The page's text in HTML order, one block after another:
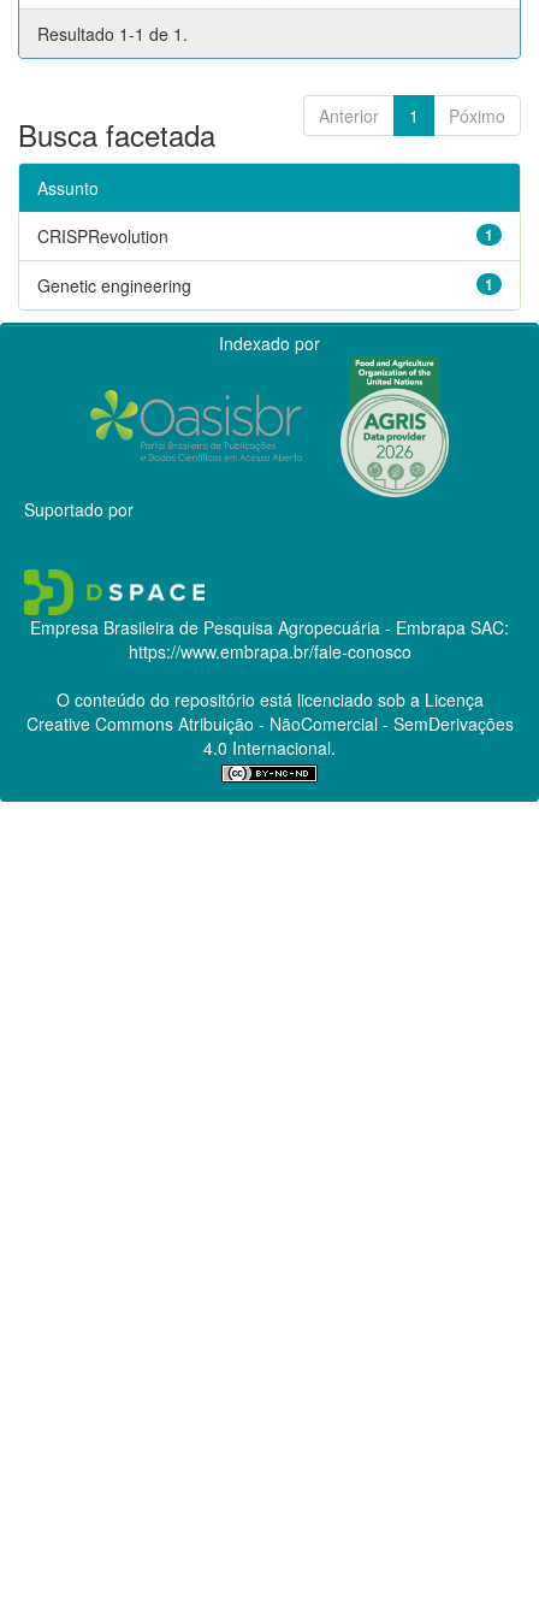
Resultado 1-1 de 1.
Anterior 1 Póximo
Busca facetada
Assunto
1
CRISPRevolution
1
Genetic engineering
Indexado por
Suportado por
Empresa Brasileira de Pesquisa Agropecuária - Embrapa SAC:
https://www.embrapa.br/fale-conosco
O conteúdo do repositório está licenciado sob a Licença
Creative CommonsAtribuição - NãoComercial - SemDerivações
4.0 Internacional.